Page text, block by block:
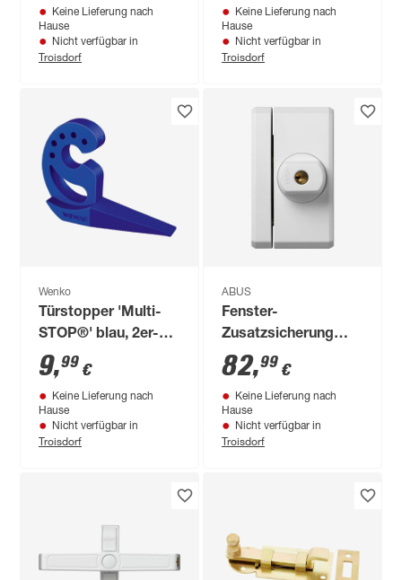
Keine Lieferung nach
Hause
Nicht verfügbar in
Troisdorf
Keine Lieferung nach
Hause
Nicht verfügbar in
Troisdorf
Wenko
Türstopper 'Multi-
STOP®' blau, 2er-
Set
9,99 €
Keine Lieferung nach
Hause
Nicht verfügbar in
Troisdorf
ABUS
Fenster-
Zusatzsicherung
'FTS96 W' weiß
82,99 €
Keine Lieferung nach
Hause
Nicht verfügbar in
Troisdorf